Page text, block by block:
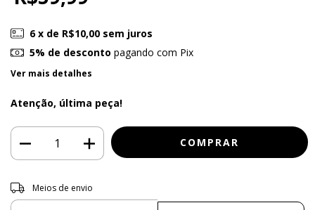
6 x de R$10,00 sem juros
5% de desconto pagando com Pix
Ver mais detalhes
Atenção, última peça!
Entregas para o CEP:
Meios de envio